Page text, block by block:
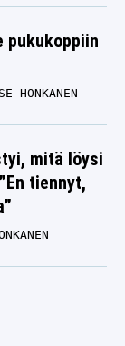
pukukoppiin
HONKANEN
mitä löysi
tiennyt,